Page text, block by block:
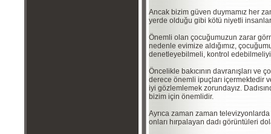
Ancak bizim güven duymamız her
yerde olduğu gibi kötü niyetli
Önemli olan çocuğumuzun zarar
nedenle evimize aldığımız,
denetleyebilmeli, kontrol
Öncelikle bakıcının davranışları
derece önemli ipuçları içermektedir
iyi gözlemlemek zorundayız.
bizim için önemlidir.
Ayrıca zaman zaman
onları hırpalayan dadı görüntüleri